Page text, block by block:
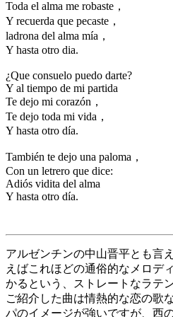
Toda el alma me robaste，
Y recuerda que pecaste，
ladrona del alma mía，
Y hasta otro dia.
¿Que consuelo puedo darte?
Y al tiempo de mi partida
Te dejo mi corazón，
Te dejo toda mi vida，
Y hasta otro día.
También te dejo una paloma，
Con un letrero que dice:
Adiós vidita del alma
Y hasta otro día.
アルゼンチンの中山晋平とも言
えばこれほどの通俗的なメロデ
かるという、ストレートなラテ
ご紹介した曲は情熱的な恋の歌
パのイメージが強いですが、西